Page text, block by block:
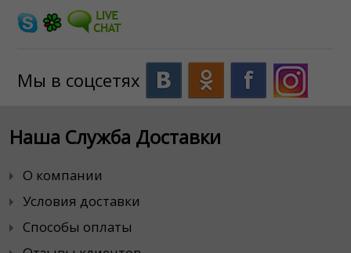
Мы в соцсетях
Наша Служба Доставки
О компании
Условия доставки
Способы оплаты